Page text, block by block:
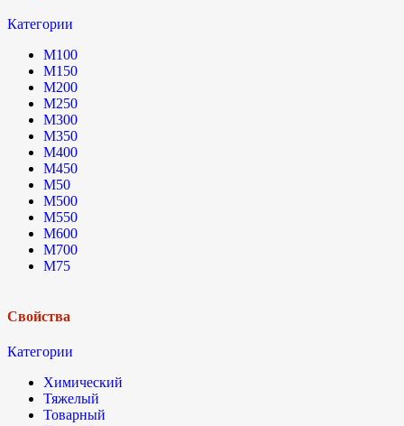
Категории
М100
М150
М200
М250
М300
М350
М400
М450
М50
М500
М550
М600
М700
М75
Свойства
Категории
Химический
Тяжелый
Товарный